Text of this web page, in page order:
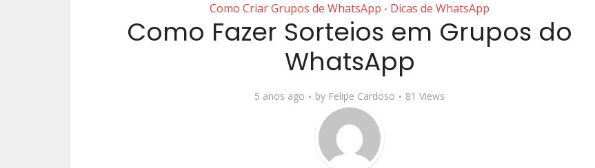
Como Criar Grupos de WhatsApp • Dicas de WhatsApp
Como Fazer Sorteios em Grupos do
WhatsApp
5 anos ago by Felipe Cardoso 81 Views